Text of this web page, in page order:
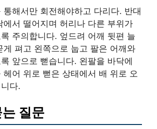
통해서만 회전해야하고 다리다. 반대
에서 떨어지며 허리나 다른 부위가
주의합니다. 엎드려 어깨 뒷편 늘
게 펴고 왼쪽으로 눕고 팔은 어깨와
앞으로 뻗습니다. 왼팔을 바닥에
헤어 위로 뻗은 상태에서 배 위로 오
다.
질문